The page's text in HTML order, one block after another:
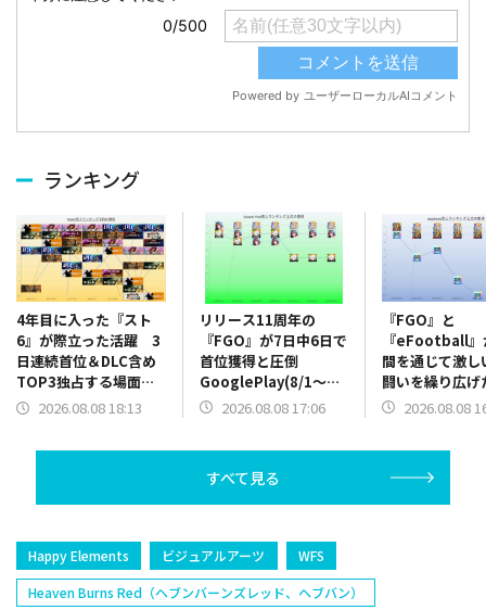
ランキング
4年目に入った『スト
6』が際立った活躍 3
日連続首位＆DLC含め
TOP3独占する場面
も Steam(8/1～8/7)
2026.08.08 18:13
リリース11周年の
『FGO』が7日中6日で
首位獲得と圧倒
GooglePlay(8/1～
8/7)売上ランキング振
2026.08.08 17:06
『FGO』と
『eFootball』
間を通じて激し
闘いを繰り広
App Store(8/
2026.08.08
すべて見る
Happy Elements ビジュアルアーツ
WFS
Heaven Burns Red（ヘブンバーンズレッド、ヘブバン）